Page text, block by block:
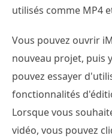
utilisés comme MP4
Vous pouvez ouvrir
nouveau projet, puis
pouvez essayer
fonctionnalités
Lorsque vous
vidéo, vous pouvez